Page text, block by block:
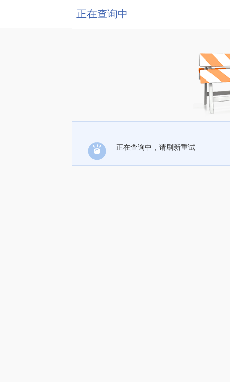
正在查询中
正在查询中，请刷新重试